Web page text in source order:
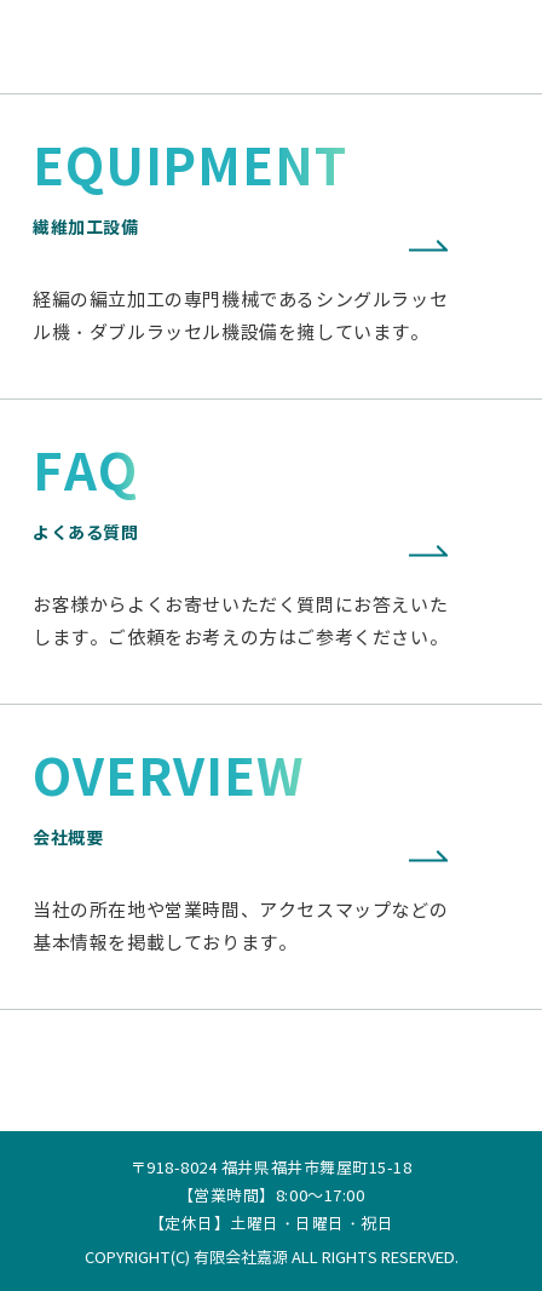
EQUIPMENT
繊維加工設備
経編の編立加工の専門機械であるシングルラッセ
ル機・ダブルラッセル機設備を擁しています。
FAQ
よくある質問
お客様からよくお寄せいただく質問にお答えいた
します。ご依頼をお考えの方はご参考ください。
OVERVIEW
会社概要
当社の所在地や営業時間、アクセスマップなどの
基本情報を掲載しております。
〒918-8024 福井県福井市舞屋町15-18
【営業時間】8:00～17:00
【定休日】土曜日・日曜日・祝日
COPYRIGHT(C) 有限会社嘉源 ALL RIGHTS RESERVED.